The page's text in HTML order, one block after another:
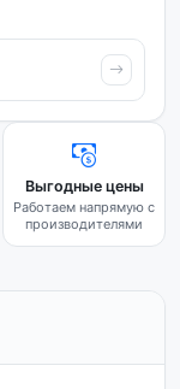
Выгодные цены
Работаем напрямую с
производителями